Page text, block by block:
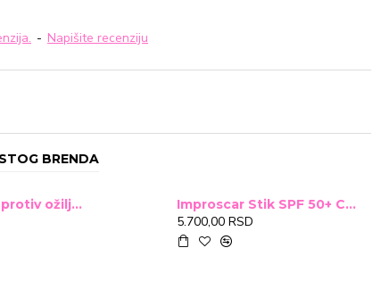
- Napišite recenziju
BRENDA
Improscar Stck protiv ožiljaka 4,6g Improscar Stik SPF 50+ Conceal 6,9g (tonirani)
5.700,00 RSD